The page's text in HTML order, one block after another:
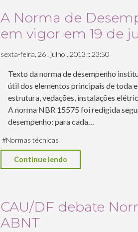
MG
reúne
as
principais
técnicas
de
edificações"
A Norma de
em vigor em 19 de
sexta-feira, 26 . julho . 2013 :: 23:50
Texto da norma de desempenho
útil dos elementos principais de toda
estrutura, vedações, instalações
A norma NBR 15575 foi redigida
desempenho: para cada…
#Normas técnicas
Continue lendo
Desempenho
NBR
CAU/DF debate
ABNT